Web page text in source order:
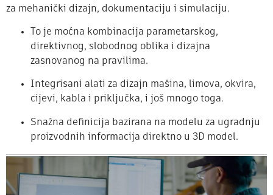
za mehanički dizajn, dokumentaciju i simulaciju.
To je moćna kombinacija parametarskog,
direktivnog, slobodnog oblika i dizajna
zasnovanog na pravilima.
Integrisani alati za dizajn mašina, limova, okvira,
cijevi, kabla i priključka, i još mnogo toga.
Snažna definicija bazirana na modelu za ugradnju
proizvodnih informacija direktno u 3D model.